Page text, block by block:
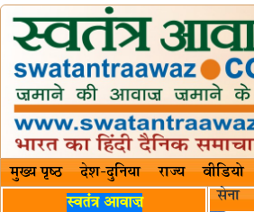
मुख्य पृष्ठ देश-दुनिया राज्य वीडियो
स्वतंत्र आवाज़ सेना